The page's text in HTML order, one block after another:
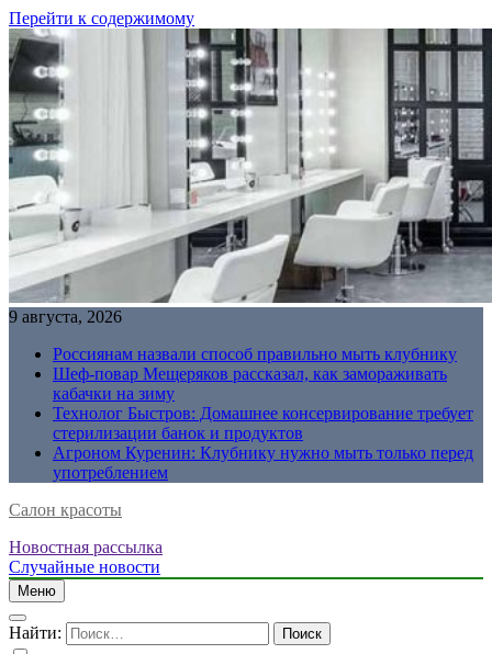
Перейти к содержимому
9 августа, 2026
Россиянам назвали способ правильно мыть клубнику
Шеф-повар Мещеряков рассказал, как замораживать
кабачки на зиму
Технолог Быстров: Домашнее консервирование требует
стерилизации банок и продуктов
Агроном Куренин: Клубнику нужно мыть только перед
употреблением
Салон красоты
Новостная рассылка
Случайные новости
Меню
Найти: